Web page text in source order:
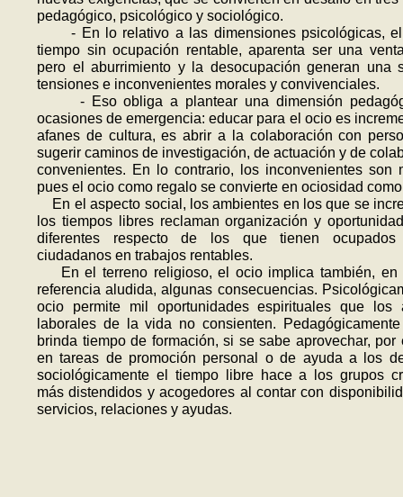
pedagógico, psicológico y socio­lógico.
- En lo relativo a las dimensiones psicológicas,
tiempo sin ocupación rentable, aparenta ser una
pero el aburrimiento y la desocupación generan una
tensiones e inconvenientes morales y convivenciales.
- Eso obliga a plantear una dimensión
ocasiones de emergencia: educar para el ocio es
afanes de cultura, es abrir a la colaboración con
sugerir caminos de investigación, de actuación y de
convenientes. En lo contrario, los inconvenientes son
pues el ocio como regalo se convierte en ociosidad
En el aspecto social, los ambientes en los que se
los tiempos libres reclaman organización y
diferentes respecto de los que tienen
ciudadanos en trabajos rentables.
En el terreno religioso, el ocio implica también, en
referen­cia aludida, algunas consecuencias.
ocio permite mil oportunidades espirituales que los
laborales de la vida no consienten.
brinda tiempo de formación, si se sabe aprovechar, por
en tareas de promoción personal o de ayuda a los
sociológicamente el tiempo libre hace a los grupos
más distendidos y acogedores al contar con
servicios, relaciones y ayudas.